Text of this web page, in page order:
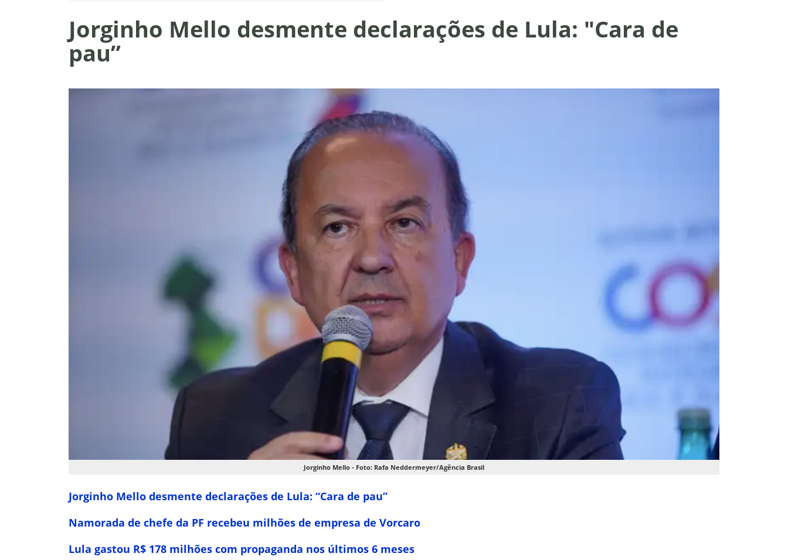
Jorginho Mello desmente declarações de Lula: "Cara de
pau”
Jorginho Mello - Foto: Rafa Neddermeyer/Agência Brasil
Jorginho Mello desmente declarações de Lula: “Cara de pau”
Namorada de chefe da PF recebeu milhões de empresa de Vorcaro
Lula gastou R$ 178 milhões com propaganda nos últimos 6 meses